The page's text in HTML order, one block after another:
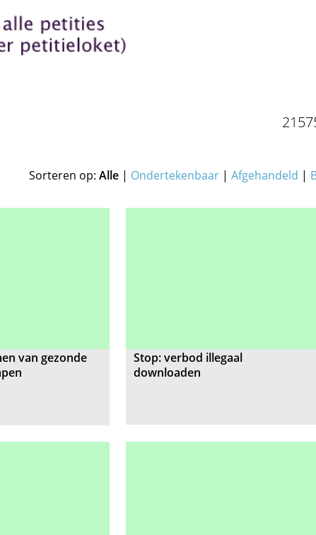
Sorteren op: Alle| Ondertekenbaar| Afgehandeld |
van gezonde
Stop: verbod illegaal
downloaden